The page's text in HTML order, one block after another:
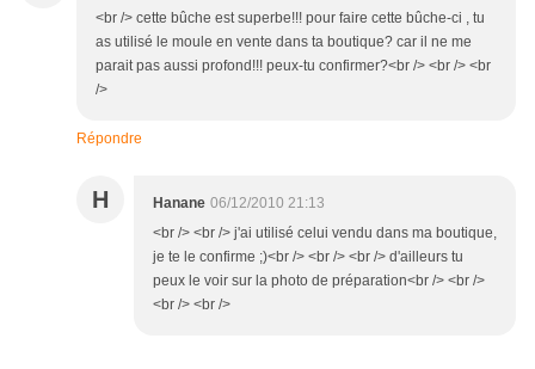
<br /> cette bûche est superbe!!! pour faire cette bûche-ci , tu
as utilisé le moule en vente dans ta boutique? car il ne me
parait pas aussi profond!!! peux-tu confirmer?<br /> <br /> <br
/>
Répondre
H Hanane 06/12/2010 21:13
<br /> <br /> j'ai utilisé celui vendu dans ma boutique,
je te le confirme ;)<br /> <br /> <br /> d'ailleurs tu
peux le voir sur la photo de préparation<br /> <br />
<br /> <br />